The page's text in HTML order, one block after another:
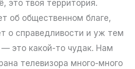
это твоя территория.
об общественном благе,
о справедливости и уж тем
— это какой-то чудак. Нам
телевизора много-много